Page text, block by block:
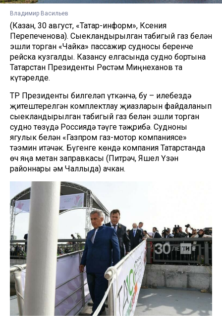
Владимир Васильев
(Казан, 30 август, «Татар-информ», Ксения
Перепеченова). Сыекландырылган табигый газ белән
эшли торган «Чайка» пассажир судносы беренче
рейска кузгалды. Казансу елгасында судно бортына
Татарстан Президенты Рөстәм Миңнеханов та
күтәрелде.
ТР Президенты билгеләп үткәнчә, бу – илебездә
җитештерелгән комплектлау җиһазларын файдаланып
сыекландырылган табигый газ белән эшли торган
судно төзүдә Россиядә тәүге тәҗрибә. Судноны
ягулык белән «Газпром газ-мотор компаниясе»
тәэмин итәчәк. Бүгенге көндә компания Татарстанда
өч яңа метан заправкасы (Питрәч, Яшел Үзән
районнары һәм Чаллыда) ачкан.